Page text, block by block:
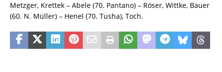
Metzger, Krettek – Abele (70. Pantano) – Röser, Wittke, Bauer
(60. N. Müller) – Henel (70. Tusha), Toch.